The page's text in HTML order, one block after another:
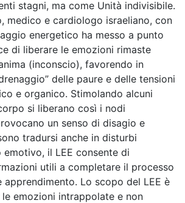
stagni, ma come Unità indivisibile.
medico e cardiologo israeliano, con
energetico ha messo a punto
di liberare le emozioni rimaste
(inconscio), favorendo in
delle paure e delle tensioni
e organico. Stimolando alcuni
si liberano così i nodi
un senso di disagio e
tradursi anche in disturbi
il LEE consente di
utili a completare il processo
apprendimento. Lo scopo del LEE è
emozioni intrappolate e non